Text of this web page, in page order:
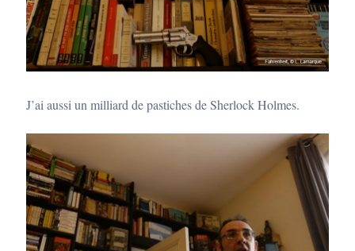
J’ai aussi un milliard de pastiches de Sherlock Holmes.